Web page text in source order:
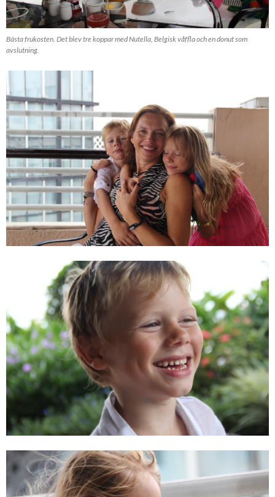
Bästa frukosten. Det blev tre koppar med Nutella, Belgisk våffla och en donut som
avslutning.